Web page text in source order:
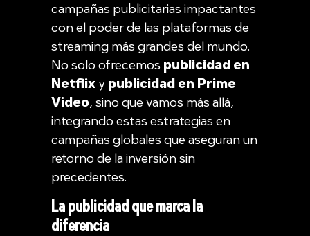
campañas publicitarias impactantes
con el poder de las plataformas de
streaming más grandes del mundo.
No solo ofrecemos publicidad en
Netflix y publicidad en Prime
Video, sino que vamos más allá,
integrando estas estrategias en
campañas globales que aseguran un
retorno de la inversión sin
precedentes.
La publicidad que marca la
diferencia